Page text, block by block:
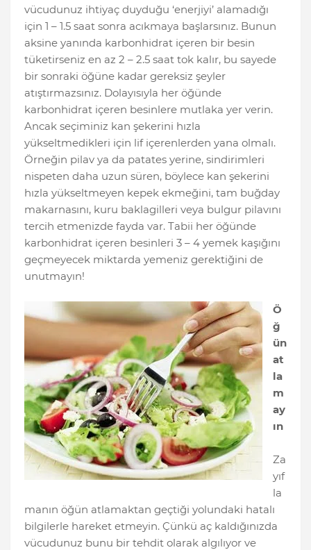
vücudunuz ihtiyaç duyduğu ‘enerjiyi’ alamadığı
için 1 – 1.5 saat sonra acıkmaya başlarsınız. Bunun
aksine yanında karbonhidrat içeren bir besin
tüketirseniz en az 2 – 2.5 saat tok kalır, bu sayede
bir sonraki öğüne kadar gereksiz şeyler
atıştırmazsınız. Dolayısıyla her öğünde
karbonhidrat içeren besinlere mutlaka yer verin.
Ancak seçiminiz kan şekerini hızla
yükseltmedikleri için lif içerenlerden yana olmalı.
Örneğin pilav ya da patates yerine, sindirimleri
nispeten daha uzun süren, böylece kan şekerini
hızla yükseltmeyen kepek ekmeğini, tam buğday
makarnasını, kuru baklagilleri veya bulgur pilavını
tercih etmenizde fayda var. Tabii her öğünde
karbonhidrat içeren besinleri 3 – 4 yemek kaşığını
geçmeyecek miktarda yemeniz gerektiğini de
unutmayın!
Ö
ğ
ün
at
la
m
ay
ın
Za
yıf
la
manın öğün atlamaktan geçtiği yolundaki hatalı
bilgilerle hareket etmeyin. Çünkü aç kaldığınızda
vücudunuz bunu bir tehdit olarak algılıyor ve